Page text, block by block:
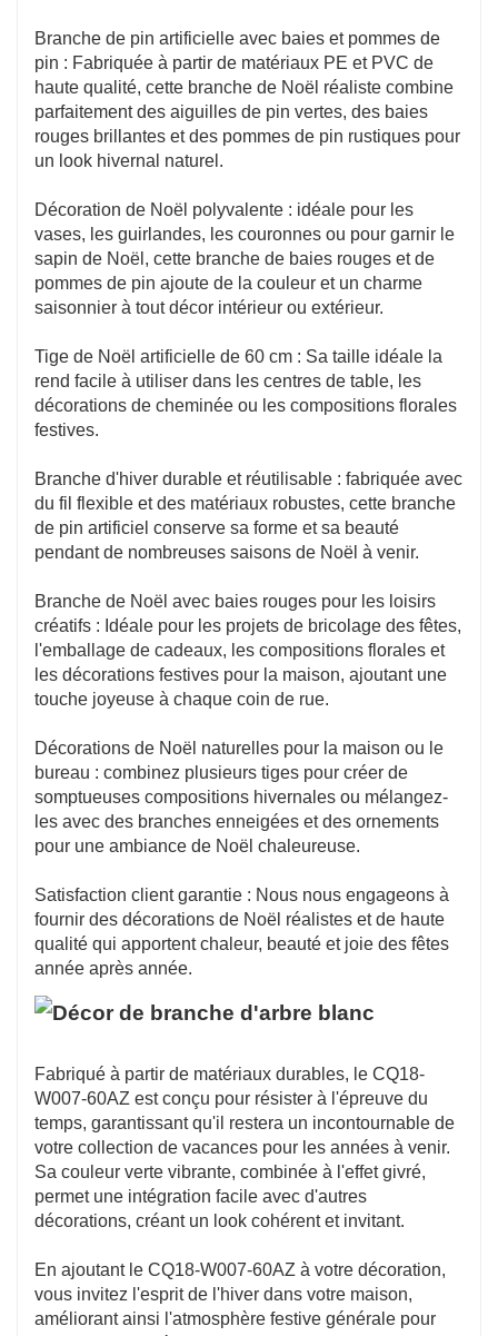
Branche de pin artificielle avec baies et pommes de
pin : Fabriquée à partir de matériaux PE et PVC de
haute qualité, cette branche de Noël réaliste combine
parfaitement des aiguilles de pin vertes, des baies
rouges brillantes et des pommes de pin rustiques pour
un look hivernal naturel.
Décoration de Noël polyvalente : idéale pour les
vases, les guirlandes, les couronnes ou pour garnir le
sapin de Noël, cette branche de baies rouges et de
pommes de pin ajoute de la couleur et un charme
saisonnier à tout décor intérieur ou extérieur.
Tige de Noël artificielle de 60 cm : Sa taille idéale la
rend facile à utiliser dans les centres de table, les
décorations de cheminée ou les compositions florales
festives.
Branche d'hiver durable et réutilisable : fabriquée avec
du fil flexible et des matériaux robustes, cette branche
de pin artificiel conserve sa forme et sa beauté
pendant de nombreuses saisons de Noël à venir.
Branche de Noël avec baies rouges pour les loisirs
créatifs : Idéale pour les projets de bricolage des fêtes,
l'emballage de cadeaux, les compositions florales et
les décorations festives pour la maison, ajoutant une
touche joyeuse à chaque coin de rue.
Décorations de Noël naturelles pour la maison ou le
bureau : combinez plusieurs tiges pour créer de
somptueuses compositions hivernales ou mélangez-
les avec des branches enneigées et des ornements
pour une ambiance de Noël chaleureuse.
Satisfaction client garantie : Nous nous engageons à
fournir des décorations de Noël réalistes et de haute
qualité qui apportent chaleur, beauté et joie des fêtes
année après année.
Fabriqué à partir de matériaux durables, le CQ18-
W007-60AZ est conçu pour résister à l'épreuve du
temps, garantissant qu'il restera un incontournable de
votre collection de vacances pour les années à venir.
Sa couleur verte vibrante, combinée à l'effet givré,
permet une intégration facile avec d'autres
décorations, créant un look cohérent et invitant.
En ajoutant le CQ18-W007-60AZ à votre décoration,
vous invitez l'esprit de l'hiver dans votre maison,
améliorant ainsi l'atmosphère festive générale pour